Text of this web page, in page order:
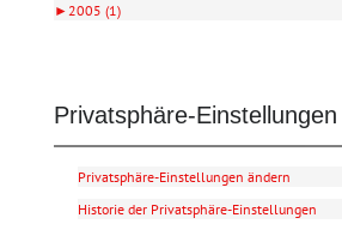
►2005 (1)
Privatsphäre-Einstellungen
Privatsphäre-Einstellungen ändern
Historie der Privatsphäre-Einstellungen